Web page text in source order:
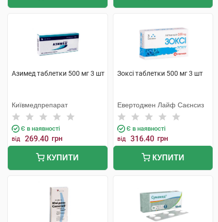
Азимед таблетки 500 мг 3 шт
Київмедпрепарат
Є в наявності
від 269.40 грн
КУПИТИ
Зоксі таблетки 500 мг 3 шт
Евертоджен Лайф Саєнсиз
Є в наявності
від 316.40 грн
КУПИТИ